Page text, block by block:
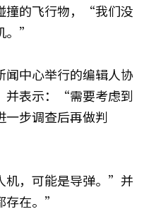
撞的飞行物，“我们没
。”
闻中心举行的编辑人协
并表示：“需要考虑到
一步调查后再做判
机，可能是导弹。”并
在。”